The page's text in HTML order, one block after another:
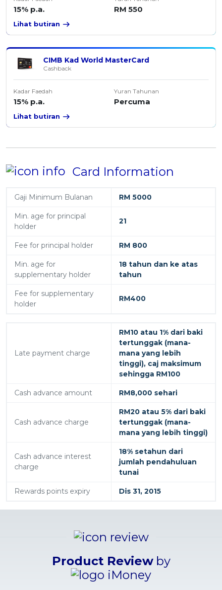
15% p.a. RM 550
Lihat butiran
CIMB Kad World MasterCard
Cashback
Kadar Faedah
15% p.a.
Yuran Tahunan
Percuma
Lihat butiran
Card Information
Gaji Minimum Bulanan RM 5000
Min. age for principal
holder
21
Fee for principal holder RM 800
Min. age for
supplementary holder
18 tahun dan ke atas
tahun
Fee for supplementary
holder
RM400
Late payment charge
RM10 atau 1% dari baki
tertunggak (mana-
mana yang lebih
tinggi), caj maksimum
sehingga RM100
Cash advance amount RM8,000 sehari
Cash advance charge
RM20 atau 5% dari baki
tertunggak (mana-
mana yang lebih tinggi)
Cash advance interest
charge
18% setahun dari
jumlah pendahuluan
tunai
Rewards points expiry Dis 31, 2015
Product Reviewby